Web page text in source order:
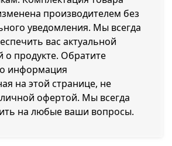
производителем без
уведомления. Мы всегда
вас актуальной
продукте. Обратите
информация
на этой странице, не
офертой. Мы всегда
на любые ваши вопросы.